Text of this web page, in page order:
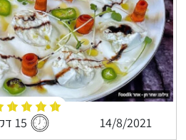
14/8/2021 15 דקות